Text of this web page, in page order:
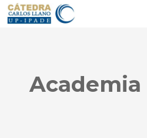
Academia